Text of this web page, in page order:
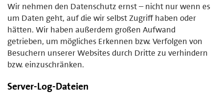
Wir nehmen den Datenschutz ernst – nicht nur wenn es
um Daten geht, auf die wir selbst Zugriff haben oder
hätten. Wir haben außerdem großen Aufwand
getrieben, um mögliches Erkennen bzw. Verfolgen von
Besuchern unserer Websites durch Dritte zu verhindern
bzw. einzuschränken.
Server-Log-Dateien